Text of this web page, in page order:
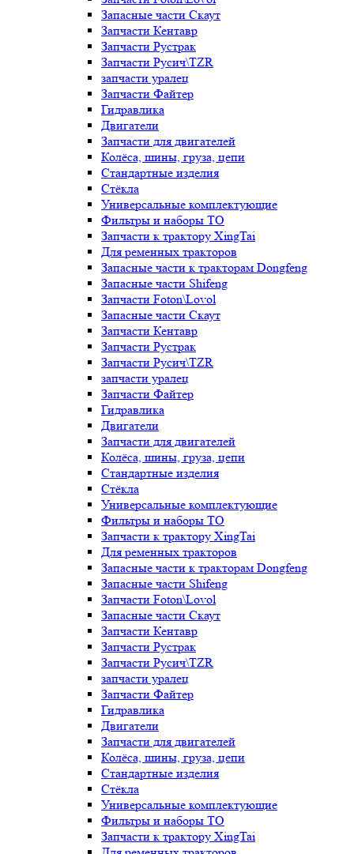
Запасные части Скаут
Запчасти Кентавр
Запчасти Рустрак
Запчасти Русич\TZR
запчасти уралец
Запчасти Файтер
Гидравлика
Двигатели
Запчасти для двигателей
Колёса, шины, груза, цепи
Стандартные изделия
Стёкла
Универсальные комплектующие
Фильтры и наборы ТО
Запчасти к трактору XingTai
Для ременных тракторов
Запасные части к тракторам Dongfeng
Запасные части Shifeng
Запчасти Foton\Lovol
Запасные части Скаут
Запчасти Кентавр
Запчасти Рустрак
Запчасти Русич\TZR
запчасти уралец
Запчасти Файтер
Гидравлика
Двигатели
Запчасти для двигателей
Колёса, шины, груза, цепи
Стандартные изделия
Стёкла
Универсальные комплектующие
Фильтры и наборы ТО
Запчасти к трактору XingTai
Для ременных тракторов
Запасные части к тракторам Dongfeng
Запасные части Shifeng
Запчасти Foton\Lovol
Запасные части Скаут
Запчасти Кентавр
Запчасти Рустрак
Запчасти Русич\TZR
запчасти уралец
Запчасти Файтер
Гидравлика
Двигатели
Запчасти для двигателей
Колёса, шины, груза, цепи
Стандартные изделия
Стёкла
Универсальные комплектующие
Фильтры и наборы ТО
Запчасти к трактору XingTai